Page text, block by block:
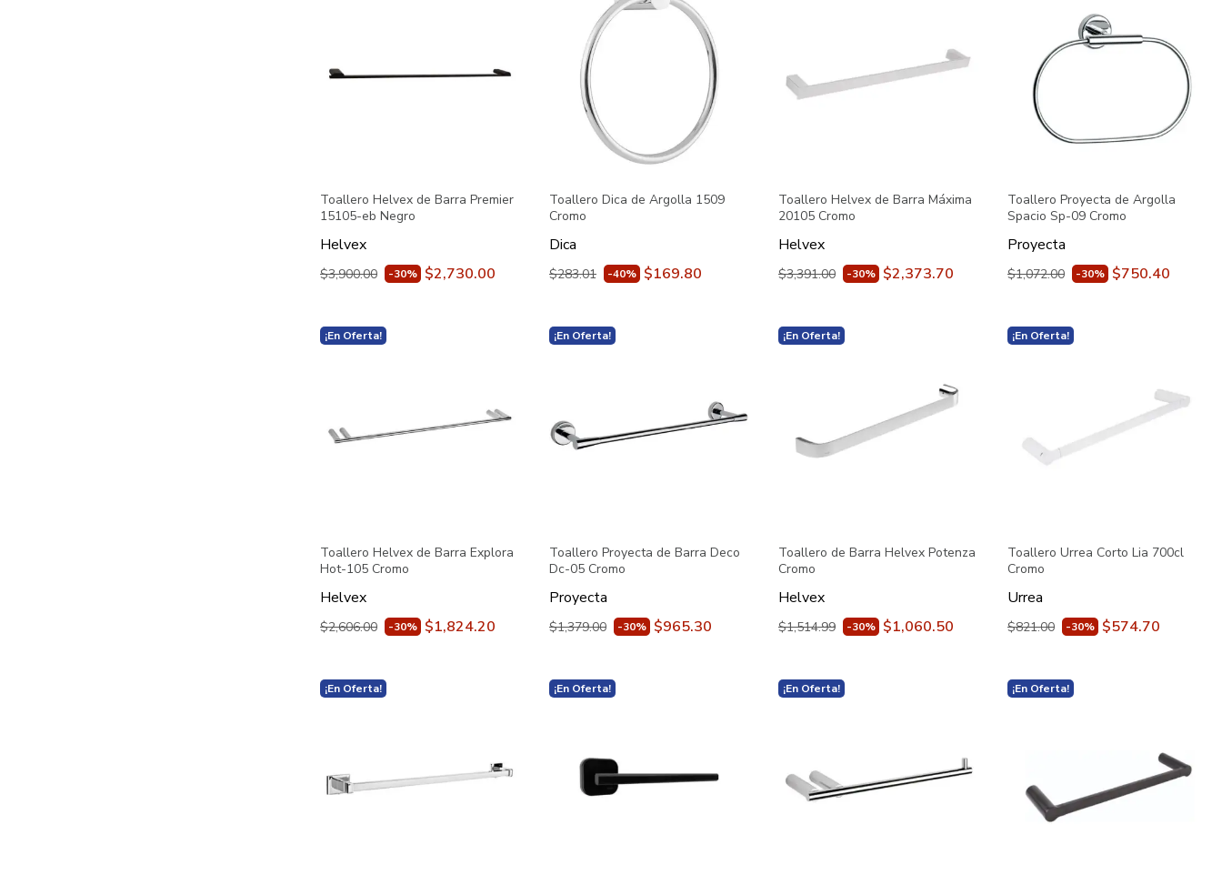
Toallero Helvex de Barra Premier
15105-eb Negro
Helvex
$3,900.00 -30% $2,730.00
Toallero Dica de Argolla 1509
Cromo
Dica
$283.01 -40% $169.80
Toallero Helvex de Barra Máxima
20105 Cromo
Helvex
$3,391.00 -30% $2,373.70
Toallero Proyecta de Argolla
Spacio Sp-09 Cromo
Proyecta
$1,072.00 -30% $750.40
¡En Oferta!
Toallero Helvex de Barra Explora
Hot-105 Cromo
Helvex
$2,606.00 -30% $1,824.20
¡En Oferta!
Toallero Proyecta de Barra Deco
Dc-05 Cromo
Proyecta
$1,379.00 -30% $965.30
¡En Oferta!
Toallero de Barra Helvex Potenza
Cromo
Helvex
$1,514.99 -30% $1,060.50
¡En Oferta!
Toallero Urrea Corto Lia 700cl
Cromo
Urrea
$821.00 -30% $574.70
¡En Oferta! ¡En Oferta! ¡En Oferta! ¡En Oferta!